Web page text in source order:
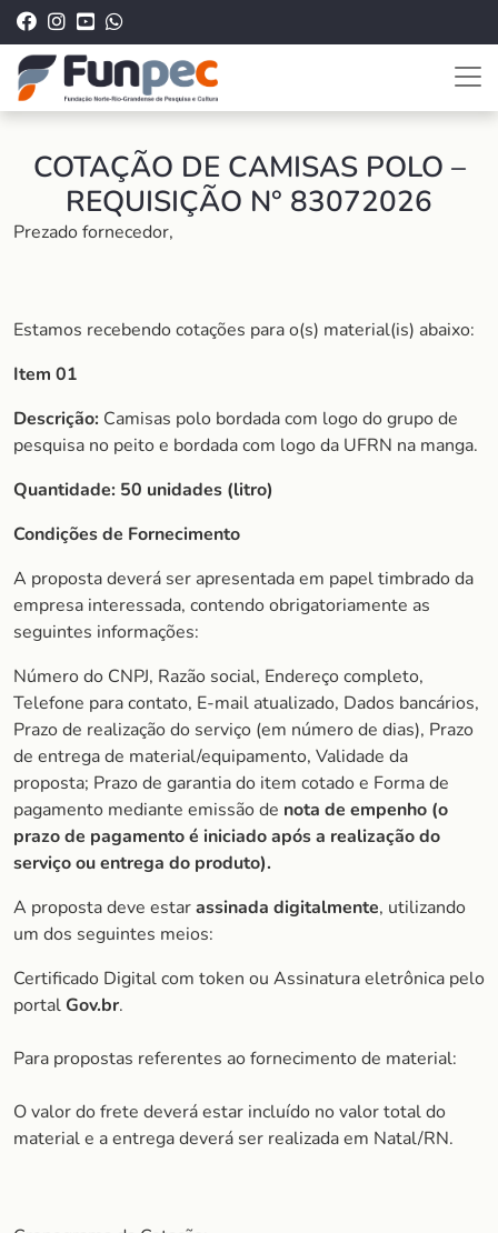
COTAÇÃO DE CAMISAS POLO –
REQUISIÇÃO N° 83072026
Prezado fornecedor,
Estamos recebendo cotações para o(s) material(is) abaixo:
Item 01
Descrição: Camisas polo bordada com logo do grupo de
pesquisa no peito e bordada com logo da UFRN na manga.
Quantidade: 50 unidades (litro)
Condições de Fornecimento
A proposta deverá ser apresentada em papel timbrado da
empresa interessada, contendo obrigatoriamente as
seguintes informações:
Número do CNPJ, Razão social, Endereço completo,
Telefone para contato, E-mail atualizado, Dados bancários,
Prazo de realização do serviço (em número de dias), Prazo
de entrega de material/equipamento, Validade da
proposta; Prazo de garantia do item cotado e Forma de
pagamento mediante emissão de nota de empenho (o
prazo de pagamento é iniciado após a realização do
serviço ou entrega do produto).
A proposta deve estarassinada digitalmente, utilizando
um dos seguintes meios:
Certificado Digital com token ou Assinatura eletrônica pelo
portalGov.br.
Para propostas referentes ao fornecimento de material:
O valor do frete deverá estar incluído no valor total do
material e a entrega deverá ser realizada em Natal/RN.